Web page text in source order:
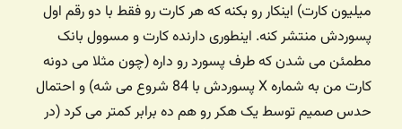
میلیون کارت) اینکار رو بکنه که هر کارت رو فقط با دو رقم اول
پسوردش منتشر کنه. اینطوری دارنده کارت و مسوول بانک
مطمئن می شدن که طرف پسورد رو داره (چون مثلا می دونه
کارت من به شماره X پسوردش با 84 شروع می شه) و احتمال
حدس صمیم توسط یک هکر رو هم ده برابر کمتر می کرد (در